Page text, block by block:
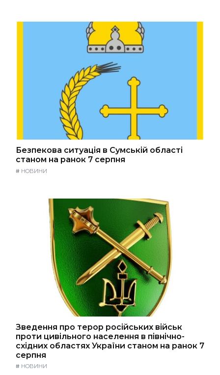
Безпекова ситуація в Сумській області
станом на ранок 7 серпня
# НОВИНИ
Зведення про терор російських військ
проти цивільного населення в північно-
східних областях України станом на ранок 7
серпня
# НОВИНИ